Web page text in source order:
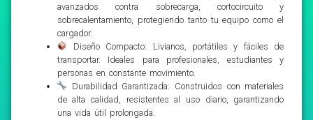
avanzados contra sobrecarga, cortocircuito y
sobrecalentamiento, protegiendo tanto tu equipo como el
cargador.
Diseño Compacto: Livianos, portátiles y fáciles de
transportar. Ideales para profesionales, estudiantes y
personas en constante movimiento.
Durabilidad Garantizada: Construidos con materiales
de alta calidad, resistentes al uso diario, garantizando
una vida útil prolongada.